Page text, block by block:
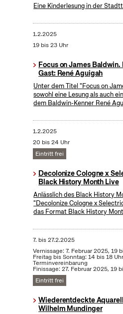
Eine Kinderlesung in der
1.2.2025
19 bis 23 Uhr
Focus on James Baldwin.
Gast: René Aguigah
Unter dem Titel "Focus on
sowohl eine Lesung als auch
dem Baldwin-Kenner René
1.2.2025
20 bis 24 Uhr
Eintritt frei
Decolonize Cologne x
Black History Month Live
Anlässlich des Black History
"Decolonize Cologne x
das Format Black History
7. bis27.2.2025
Vernissage: 7. Februar 2025, 19
Freitag bis Sonntag: 14 bis 18
Terminvereinbarung
Finissage: 27. Februar 2025, 19
Eintritt frei
Wiederentdeckte
Wilhelm Mundinger